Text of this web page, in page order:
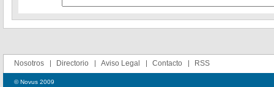
Nosotros Directorio Aviso Legal Contacto RSS
© Novus 2009